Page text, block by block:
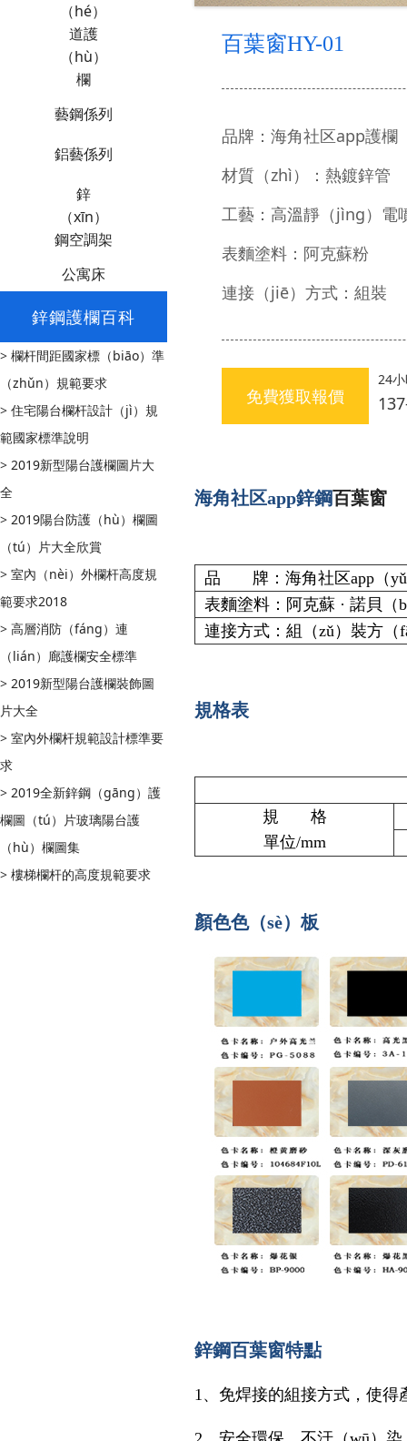
（hé）
道護
（hù）
欄
藝鋼係列
鋁藝係列
鋅
（xīn）
鋼空調架
公寓床
鋅鋼護欄百科
> 欄杆間距國家標（biāo）準
（zhǔn）規範要求
> 住宅陽台欄杆設計（jì）規
範國家標準說明
> 2019新型陽台護欄圖片大
全
> 2019陽台防護（hù）欄圖
（tú）片大全欣賞
> 室內（nèi）外欄杆高度規
範要求2018
> 高層消防（fáng）連
（lián）廊護欄安全標準
> 2019新型陽台護欄裝飾圖
片大全
> 室內外欄杆規範設計標準要
求
> 2019全新鋅鋼（gāng）護
欄圖（tú）片玻璃陽台護
（hù）欄圖集
> 樓梯欄杆的高度規範要求
百葉窗HY-01
品牌：海角社区app護欄
材質（zhì）：熱鍍鋅管
工藝：高溫靜（jìng）電
表麵塗料：阿克蘇粉
連接（jiē）方式：組裝
免費獲取報價
24
海角社区app鋅鋼百葉窗
品 牌：海角社区app（yǔ
表麵塗料：阿克蘇 · 諾貝（
連接方式：組（zǔ）裝方（
規格表
規 格
單位/mm
顏色色（sè）板
鋅鋼百葉窗特點
1、免焊接的組接方式，使